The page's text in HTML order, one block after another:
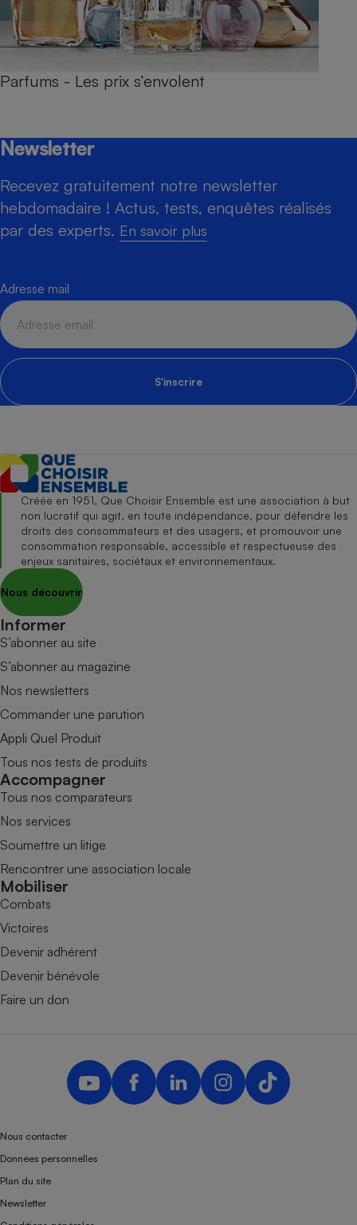
Parfums - Les prix s’envolent
Newsletter
Recevez gratuitement notre newsletter
hebdomadaire ! Actus, tests, enquêtes réalisés
par des experts. En savoir plus
Adresse mail
S'inscrire
Créée en 1951, Que Choisir Ensemble est une association à but
non lucratif qui agit, en toute indépendance, pour défendre les
droits des consommateurs et des usagers, et promouvoir une
consommation responsable, accessible et respectueuse des
enjeux sanitaires, sociétaux et environnementaux.
Nous découvrir
Informer
S’abonner au site
S’abonner au magazine
Nos newsletters
Commander une parution
Appli Quel Produit
Tous nos tests de produits
Accompagner
Tous nos comparateurs
Nos services
Soumettre un litige
Rencontrer une association locale
Mobiliser
Combats
Victoires
Devenir adhérent
Devenir bénévole
Faire un don
Nous contacter
Données personnelles
Plan du site
Newsletter